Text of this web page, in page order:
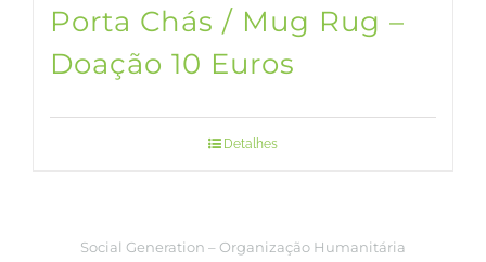
Porta Chás / Mug Rug –
Doação 10 Euros
Detalhes
Social Generation – Organização Humanitária